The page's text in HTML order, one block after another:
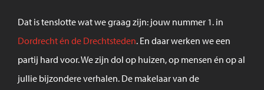
Dat is tenslotte wat we graag zijn: jouw nummer 1. in
Dordrecht én de Drechtsteden. En daar werken we een
partij hard voor. We zijn dol op huizen, op mensen én op al
jullie bijzondere verhalen. De makelaar van de